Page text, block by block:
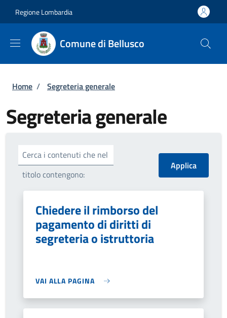
Regione Lombardia
Comune di Bellusco
Briciole di pane
Home / Segreteria generale
Segreteria generale
Cerca i contenuti che nel
titolo contengono:
Chiedere il rimborso del
pagamento di diritti di
segreteria o istruttoria
VAI ALLA PAGINA